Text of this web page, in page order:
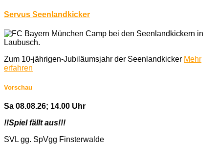
Servus Seenlandkicker
Zum 10-jährigen-Jubiläumsjahr der Seenlandkicker Mehr
erfahren
Vorschau
Sa 08.08.26; 14.00 Uhr
!!Spiel fällt aus!!!
SVL gg. SpVgg Finsterwalde